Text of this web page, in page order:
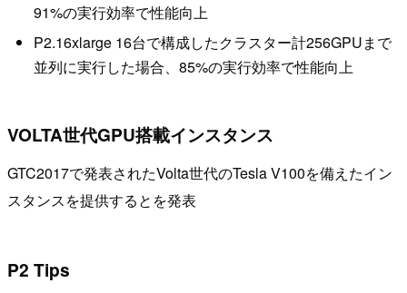
91%の実行効率で性能向上
P2.16xlarge 16台で構成したクラスター計256GPUまで
並列に実行した場合、85%の実行効率で性能向上
VOLTA世代GPU搭載インスタンス
GTC2017で発表されたVolta世代のTesla V100を備えたイン
スタンスを提供するとを発表
P2 Tips